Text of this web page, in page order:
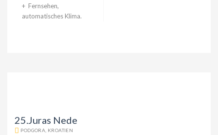
+ Fernsehen,
automatisches Klima.
25.Juras Nede
PODGORA, KROATIEN